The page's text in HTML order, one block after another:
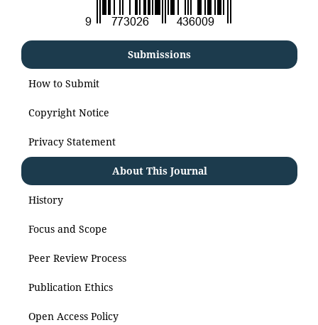
Submissions
How to Submit
Copyright Notice
Privacy Statement
About This Journal
History
Focus and Scope
Peer Review Process
Publication Ethics
Open Access Policy